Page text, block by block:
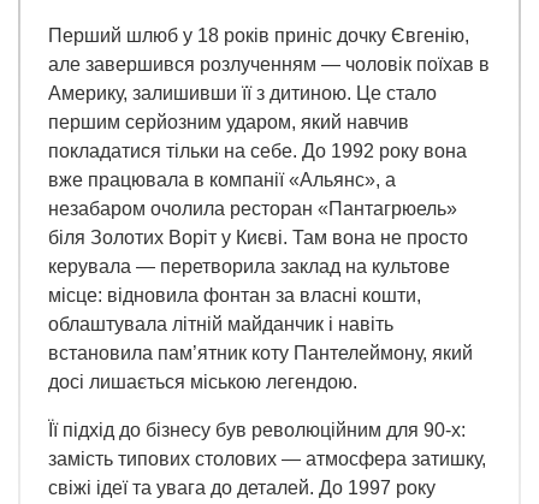
Перший шлюб у 18 років приніс дочку Євгенію,
але завершився розлученням — чоловік поїхав в
Америку, залишивши її з дитиною. Це стало
першим серйозним ударом, який навчив
покладатися тільки на себе. До 1992 року вона
вже працювала в компанії «Альянс», а
незабаром очолила ресторан «Пантагрюель»
біля Золотих Воріт у Києві. Там вона не просто
керувала — перетворила заклад на культове
місце: відновила фонтан за власні кошти,
облаштувала літній майданчик і навіть
встановила пам’ятник коту Пантелеймону, який
досі лишається міською легендою.
Її підхід до бізнесу був революційним для 90-х:
замість типових столових — атмосфера затишку,
свіжі ідеї та увага до деталей. До 1997 року